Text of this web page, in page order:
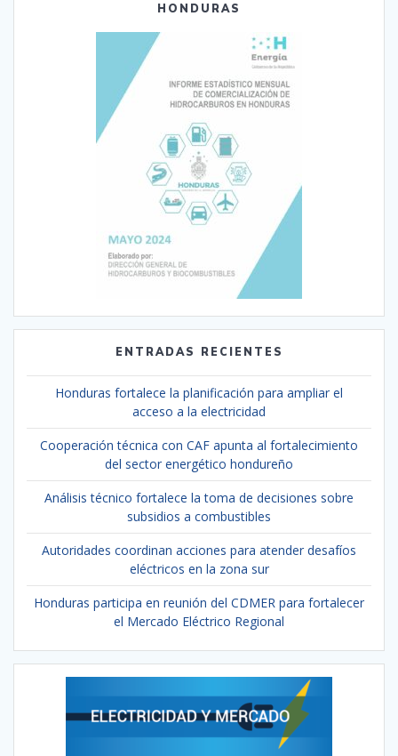
HONDURAS
ENTRADAS RECIENTES
Honduras fortalece la planificación para ampliar el
acceso a la electricidad
Cooperación técnica con CAF apunta al fortalecimiento
del sector energético hondureño
Análisis técnico fortalece la toma de decisiones sobre
subsidios a combustibles
Autoridades coordinan acciones para atender desafíos
eléctricos en la zona sur
Honduras participa en reunión del CDMER para fortalecer
el Mercado Eléctrico Regional